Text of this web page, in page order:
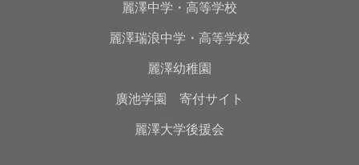
麗澤中学・高等学校
麗澤瑞浪中学・高等学校
麗澤幼稚園
廣池学園 寄付サイト
麗澤大学後援会